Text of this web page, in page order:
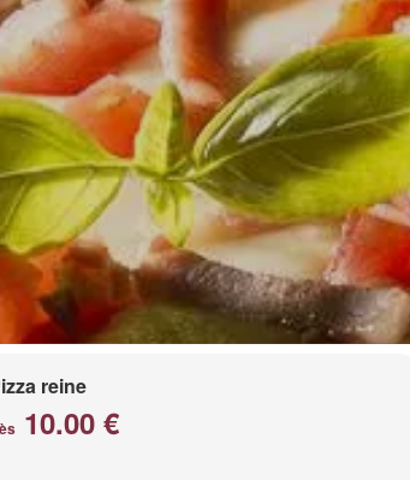
reine
10.00 €